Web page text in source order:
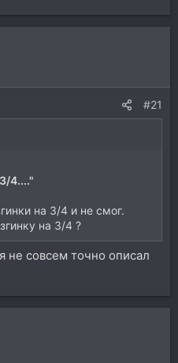
#21
4...."
на 3/4 и не смог.
на 3/4 ?
не совсем точно описал